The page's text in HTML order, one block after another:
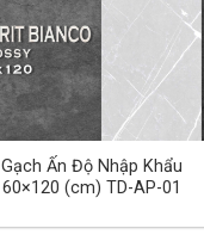
Gạch Ấn Độ Nhập Khẩu
60×120 (cm) TD-AP-01